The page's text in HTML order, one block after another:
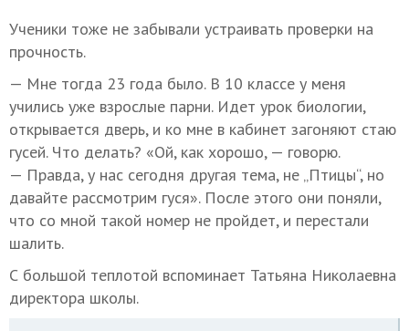
Ученики тоже не забывали устраивать проверки на
прочность.
— Мне тогда 23 года было. В 10 классе у меня
учились уже взрослые парни. Идет урок биологии,
открывается дверь, и ко мне в кабинет загоняют стаю
гусей. Что делать? «Ой, как хорошо, — говорю.
— Правда, у нас сегодня другая тема, не „Птицы“, но
давайте рассмотрим гуся». После этого они поняли,
что со мной такой номер не пройдет, и перестали
шалить.
С большой теплотой вспоминает Татьяна Николаевна
директора школы.